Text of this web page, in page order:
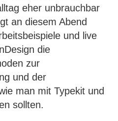
eher unbrauchbar
an diesem Abend
und live
die
zur
und der
man mit Typekit und
sollten.